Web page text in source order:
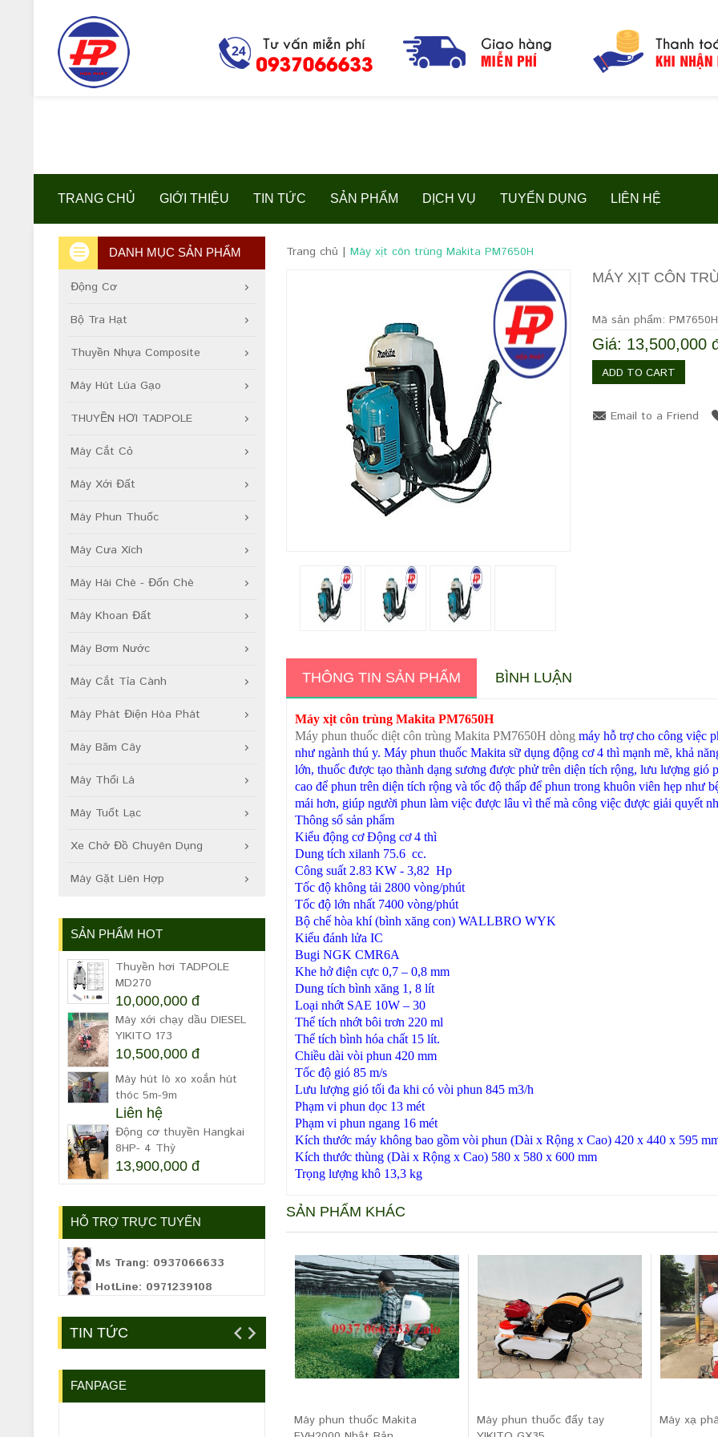
TRANG CHỦ GIỚI THIỆU TIN TỨC SẢN PHẨM DỊCH VỤ TUYỂN DỤNG LIÊN HỆ
Trang chủ | Máy xịt côn trùng Makita PM7650H
MÁY XỊT CÔN
Mã sản phẩm: PM7650H
Giá: 13,500,000
ADD TO CART
Email to a Friend
THÔNG TIN SẢN PHẨM BÌNH LUẬN
Máy xịt côn trùng Makita PM7650H
Máy phun thuốc diệt côn trùng Makita PM7650H dòng máy hỗ trợ cho công việc
như ngành thú y. Máy phun thuốc Makita sữ dụng động cơ 4 thì mạnh mẽ, khả
lớn, thuốc được tạo thành dạng sương được phử trên diện tích rộng, lưu lượng gió
cao để phun trên diện tích rộng và tốc độ thấp để phun trong khuôn viên hẹp như
mái hơn, giúp người phun làm việc được lâu vì thế mà công việc được giải quyết
Thông số sản phẩm
Kiểu động cơ Động cơ 4 thì
Dung tích xilanh 75.6 cc.
Công suất 2.83 KW - 3,82 Hp
Tốc độ không tải 2800 vòng/phút
Tốc độ lớn nhất 7400 vòng/phút
Bộ chế hòa khí (bình xăng con) WALLBRO WYK
Kiểu đánh lửa IC
Bugi NGK CMR6A
Khe hở điện cực 0,7 – 0,8 mm
Dung tích bình xăng 1, 8 lít
Loại nhớt SAE 10W – 30
Thể tích nhớt bôi trơn 220 ml
Thể tích bình hóa chất 15 lít.
Chiều dài vòi phun 420 mm
Tốc độ gió 85 m/s
Lưu lượng gió tối đa khi có vòi phun 845 m3/h
Phạm vi phun dọc 13 mét
Phạm vi phun ngang 16 mét
Kích thước máy không bao gồm vòi phun (Dài x Rộng x Cao) 420 x 440 x 595
Kích thước thùng (Dài x Rộng x Cao) 580 x 580 x 600 mm
Trọng lượng khô 13,3 kg
SẢN PHẨM KHÁC
Máy phun thuốc Makita
Máy phun thuốc đẩy tay
Máy xạ
DANH MỤC SẢN PHẨM
Động Cơ
Bộ Tra Hạt
Thuyền Nhựa Composite
Máy Hút Lúa Gạo
THUYỀN HƠI TADPOLE
Máy Cắt Cỏ
Máy Xới Đất
Máy Phun Thuốc
Máy Cưa Xích
Máy Hái Chè - Đốn Chè
Máy Khoan Đất
Máy Bơm Nước
Máy Cắt Tỉa Cành
Máy Phát Điện Hòa Phát
Máy Băm Cây
Máy Thổi Lá
Máy Tuốt Lạc
Xe Chở Đồ Chuyên Dụng
Máy Gặt Liên Hợp
SẢN PHẨM HOT
Thuyền hơi TADPOLE
MD270
10,000,000 đ
Máy xới chạy dầu DIESEL
YIKITO 173
10,500,000 đ
Máy hút lò xo xoắn hút
thóc 5m-9m
Liên hệ
Động cơ thuyền Hangkai
8HP- 4 Thỳ
13,900,000 đ
HỖ TRỢ TRỰC TUYẾN
Ms Trang: 0937066633
HotLine: 0971239108
TIN TỨC
FANPAGE